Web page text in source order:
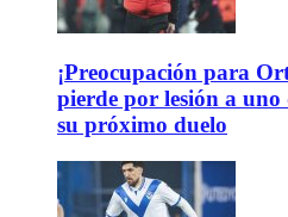
¡Preocupación para
pierde por lesión a uno
su próximo duelo